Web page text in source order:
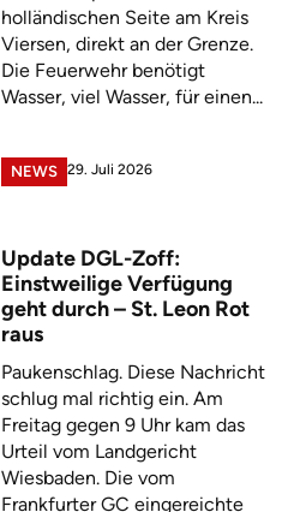
holländischen Seite am Kreis
Viersen, direkt an der Grenze.
Die Feuerwehr benötigt
Wasser, viel Wasser, für einen...
NEWS 29. Juli 2026
Update DGL-Zoff:
Einstweilige Verfügung
geht durch – St. Leon Rot
raus
Paukenschlag. Diese Nachricht
schlug mal richtig ein. Am
Freitag gegen 9 Uhr kam das
Urteil vom Landgericht
Wiesbaden. Die vom
Frankfurter GC eingereichte